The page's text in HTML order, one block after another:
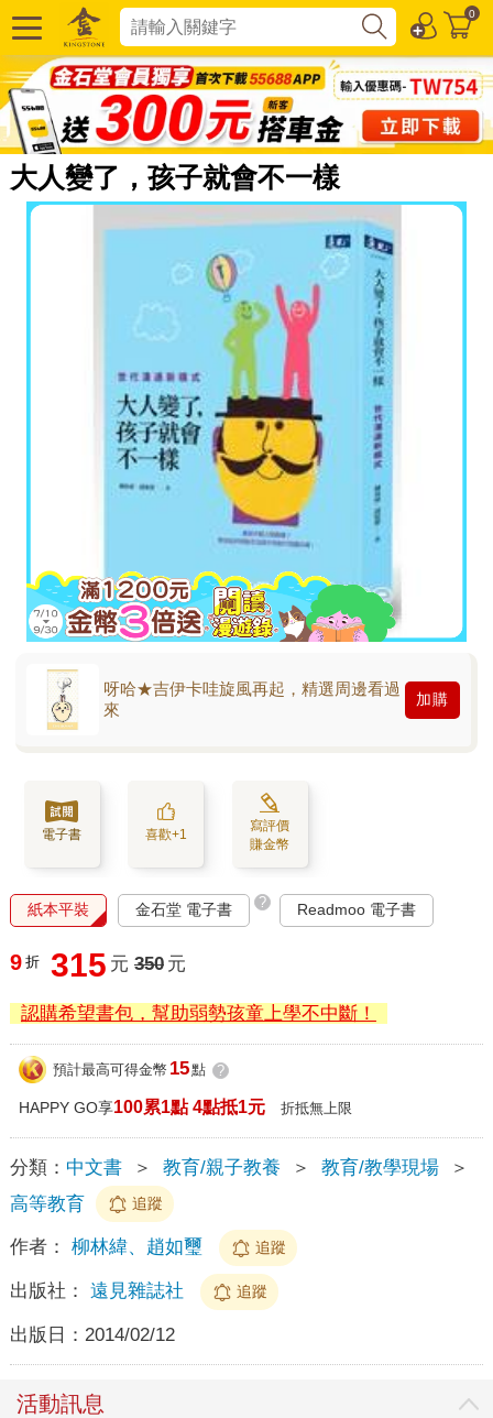
0
大人變了，孩子就會不一樣
呀哈★吉伊卡哇旋風再起，精選周邊看過
來
加購
電子書 喜歡+1
寫評價
賺金幣
紙本平裝 金石堂 電子書 ? Readmoo 電子書
9 折 315 元 350 元
認購希望書包，幫助弱勢孩童上學不中斷！
預計最高可得金幣 15點 ?
HAPPY GO享100累1點 4點抵1元 折抵無上限
分類： 中文書 ＞ 教育/親子教養 ＞ 教育/教學現場
＞
高等教育
追蹤
作者： 柳林緯、趙如璽 追蹤
出版社： 遠見雜誌社 追蹤
出版日： 2014/02/12
活動訊息